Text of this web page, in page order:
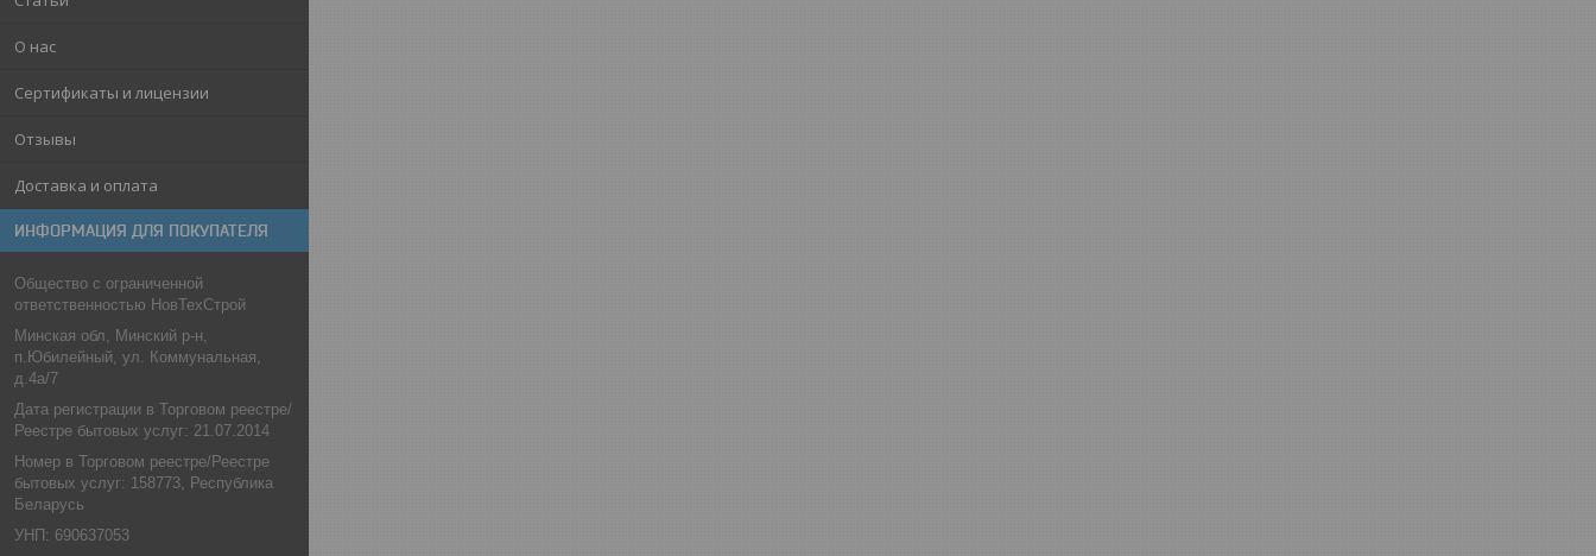
О нас
Сертификаты и лицензии
Отзывы
Доставка и оплата
ИНФОРМАЦИЯ ДЛЯ ПОКУПАТЕЛЯ
Общество с ограниченной
ответственностью НовТехСтрой
Минская обл, Минский р-н,
п.Юбилейный, ул. Коммунальная,
д.4а/7
Дата регистрации в Торговом реестре/
Реестре бытовых услуг: 21.07.2014
Номер в Торговом реестре/Реестре
бытовых услуг: 158773, Республика
Беларусь
УНП: 690637053